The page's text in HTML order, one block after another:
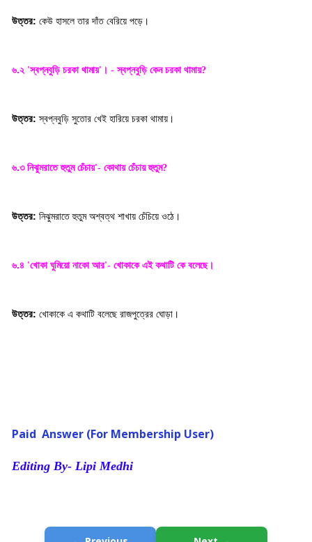
উত্তর: কেউ হাসলে তার দাঁত বেরিয়ে পড়ে ।
৬.২ 'স্বপ্নবুড়ি চরকা থামায়' । -স্বপ্নবুড়ি কেন চরকা থামায়?
উত্তর: স্বপ্নবুড়ি সুতোর খেই হারিয়ে চরকা থামায় ।
৬.৩ নিঝুমরাতে হুতুম চেঁচায়'- কোথায় চেঁচায় হুতুম?
উত্তর: নিঝুমরাতে হুতুম অশ্বত্থ শাখায় চেঁচিয়ে ওঠে ।
৬.৪ 'খোকা ঘুমিয়ো নাকো আর'- খোকাকে এই কথাটি কে বলেছে।
উত্তর: খোকাকে এ কথাটি বলেছে রাজপুত্রের ঘোড়া ।
Paid Answer (For Membership User)
Editing By- Lipi Medhi